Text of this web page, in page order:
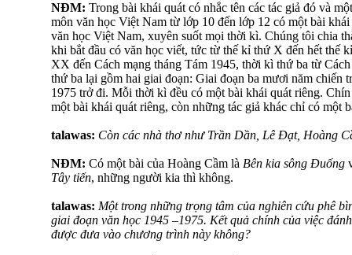
NĐM: Trong bài khái quát có nhắc tên các tác giả đó và
môn văn học Việt Nam từ lớp 10 đến lớp 12 có một bài
văn học Việt Nam, xuyên suốt mọi thời kì. Chúng tôi chia
khi bắt đầu có văn học viết, tức từ thế kỉ thứ X đến hết thế
XX đến Cách mạng tháng Tám 1945, thời kì thứ ba từ
thứ ba lại gồm hai giai đoạn: Giai đoạn ba mươi năm chiến
1975 trở đi. Mỗi thời kì đều có một bài khái quát riêng.
một bài khái quát riêng, còn những tác giả khác chỉ có một
talawas: Còn các nhà thơ như Trần Dần, Lê Đạt, Hoàng
NĐM: Có một bài của Hoàng Cầm là Bên kia sông Đuống
Tây tiến, những người kia thì không.
talawas: Một trong những trọng tâm của nghiên cứu phê
giai đoạn văn học 1945 –1975. Kết quả chính của việc
được đưa vào chương trình này không?